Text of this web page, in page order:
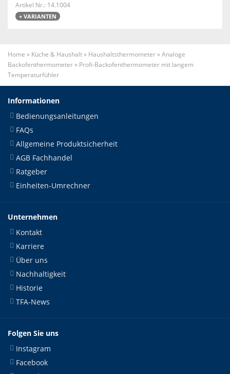
Artikel Nr.: 14.1004
+ VARIANTEN
Home » Küche & Haushalt» Haushaltsthermometer»Analoge
Backofenthermometer» Profi-Backofenthermometer mit langem
Temperaturfühler
Informationen
Bedienungsanleitungen
FAQs
Allgemeine Produktsicherheit
AGB Fachhandel
Ratgeber
Einheiten-Umrechner
Unternehmen
Kontakt
Karriere
Über uns
Nachhaltigkeit
Historie
TFA-News
Folgen Sie uns
Instagram
Facebook